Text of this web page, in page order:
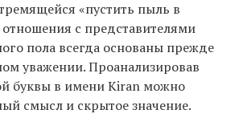
«пустить пыль в
отношения с представителями
пола всегда основаны прежде
уважении. Проанализировав
буквы в имени Kiran можно
смысл и скрытое значение.